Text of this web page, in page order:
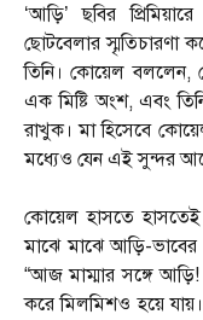
‘আড়ি’ ছবির
ছোটবেলার স্মৃতিচারণা
তিনি। কোয়েল বললেন,
এক মিষ্টি অংশ, এবং
রাখুক। মা হিসেবে
মধ্যেও যেন এই সুন্দর
কোয়েল হাসতে হাসতেই
মাঝে মাঝে আড়ি-ভাবের
“আজ মাম্মার সঙ্গে
করে মিলমিশও হয়ে